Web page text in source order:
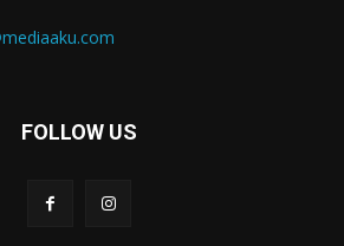
FOLLOW US